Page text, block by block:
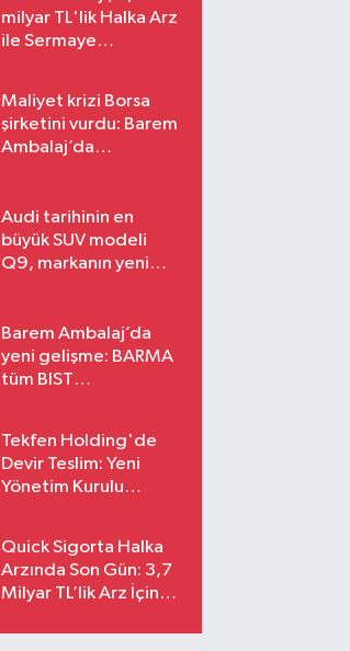
milyar TL'lik Halka Arz
ile Sermaye
Maliyet krizi Borsa
şirketini vurdu: Barem
Ambalaj’da
Audi tarihinin en
büyük SUV modeli
Q9, markanın yeni
Barem Ambalaj’da
yeni gelişme: BARMA
tüm BIST
Tekfen Holding'de
Devir Teslim: Yeni
Yönetim Kurulu
Quick Sigorta Halka
Arzında Son Gün: 3,7
Milyar TL’lik Arz İçin
Eriyor